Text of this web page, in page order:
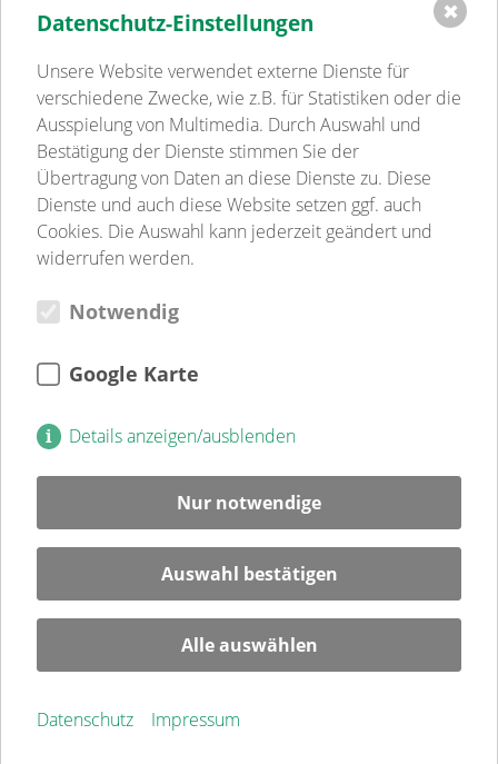
Einrichtungen
Volkssolidarität Schwerin - Westmecklenburg e.V.
Kindertagesstätten
Pflege
Betreutes Wohnen
Sozialpsychiatrie
Jugend-, Familien- & Schulsozialarbeit
Begegnungsstätten
Gastronomie
Weitere Einrichtungen
Spenden
Ehrenamt
Karriere
Blog
Service
Impressum
Datenschutz-Einstellungen
Unsere Website verwendet externe Dienste für
verschiedene Zwecke, wie z.B. für Statistiken oder die
Ausspielung von Multimedia. Durch Auswahl und
Bestätigung der Dienste stimmen Sie der
Übertragung von Daten an diese Dienste zu. Diese
Dienste und auch diese Website setzen ggf. auch
Cookies. Die Auswahl kann jederzeit geändert und
widerrufen werden.
Notwendig
Google Karte
Details anzeigen/ausblenden
Nur notwendige
Auswahl bestätigen
Alle auswählen
Datenschutz Impressum
✖